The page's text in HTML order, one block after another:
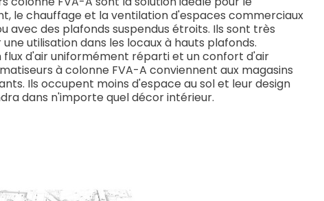
le chauffage et la ventilation d'espaces commerciaux
avec des plafonds suspendus étroits. Ils sont très
utilisation dans les locaux à hauts plafonds.
flux d'air uniformément réparti et un confort d'air
à colonne FVA-A conviennent aux magasins
Ils occupent moins d'espace au sol et leur design
dans n'importe quel décor intérieur.